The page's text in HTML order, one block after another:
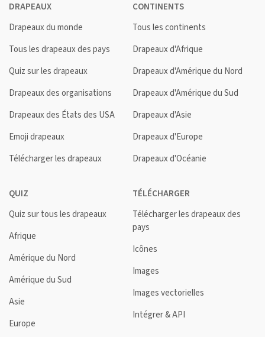
DRAPEAUX
Drapeaux du monde
Tous les drapeaux des pays
Quiz sur les drapeaux
Drapeaux des organisations
Drapeaux des États des USA
Emoji drapeaux
Télécharger les drapeaux
CONTINENTS
Tous les continents
Drapeaux d'Afrique
Drapeaux d'Amérique du Nord
Drapeaux d'Amérique du Sud
Drapeaux d'Asie
Drapeaux d'Europe
Drapeaux d'Océanie
QUIZ
Quiz sur tous les drapeaux
Afrique
Amérique du Nord
Amérique du Sud
Asie
Europe
TÉLÉCHARGER
Télécharger les drapeaux des
pays
Icônes
Images
Images vectorielles
Intégrer & API